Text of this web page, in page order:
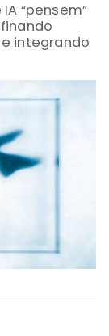
“pensem”
integrando